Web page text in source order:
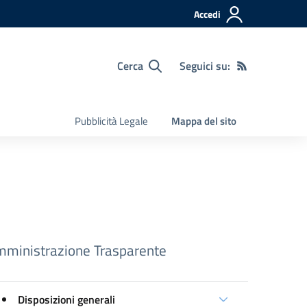
Accedi
Cerca Seguici su:
Pubblicità Legale Mappa del sito
Trasparente
Disposizioni generali